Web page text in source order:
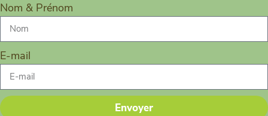
Nom & Prénom
E-mail
Envoyer